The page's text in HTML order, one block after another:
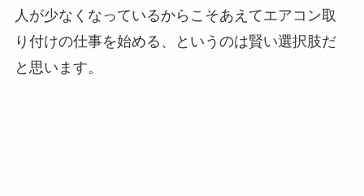
人が少なくなっているからこそあえてエアコン取
り付けの仕事を始める、というのは賢い選択肢だ
と思います。